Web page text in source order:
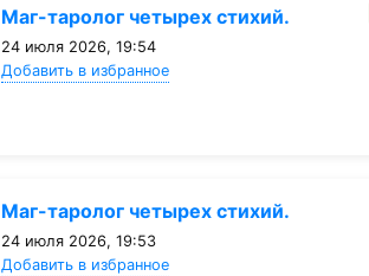
Маг-таролог четырех стихий.
24 июля 2026, 19:54
Добавить в избранное
Маг-таролог четырех стихий.
24 июля 2026, 19:53
Добавить в избранное